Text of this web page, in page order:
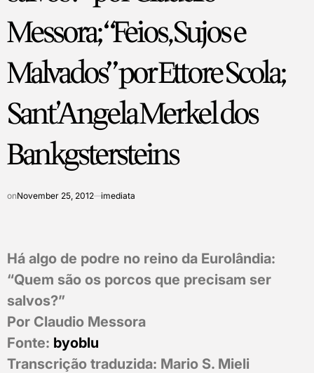
Messora; “Feios, Sujos e
Malvados” por Ettore Scola;
Sant’Angela Merkel dos
Bankgstersteins
onNovember 25, 2012 imediata
Há algo de podre no reino da Eurolândia:
“Quem são os porcos que precisam ser
salvos?”
Por Claudio Messora
Fonte: byoblu
Transcrição traduzida: Mario S. Mieli